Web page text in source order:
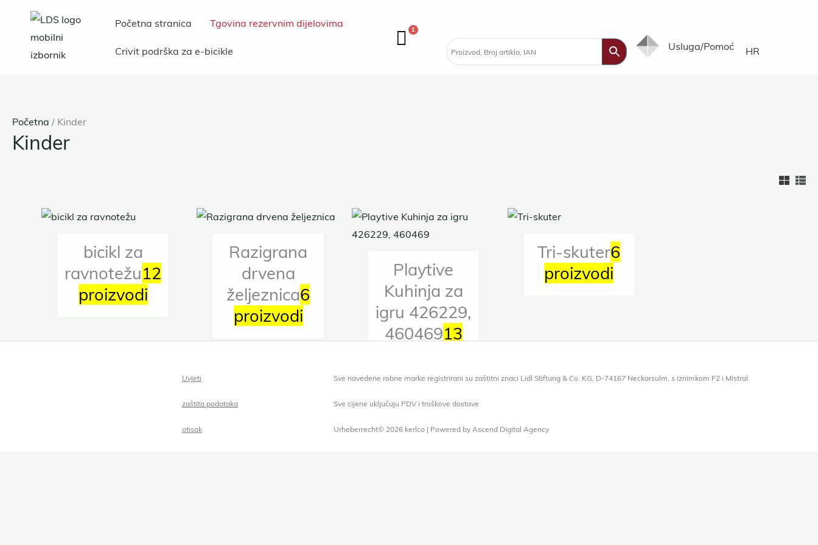
Preskoči
sadržaj
Početna stranica Tgovina rezervnim dijelovima
Crivit podrška za e-bicikle
1
Usluga/Pomoć HR
Početna / Kinder
Kinder
bicikl za
ravnotežu12
proizvodi
Razigrana
drvena
željeznica6
proizvodi
Playtive
Kuhinja za
igru 426229,
46046913
Tri-skuter6
proizvodi
Uvjeti
zaštita podataka
otisak
Sve navedene robne marke registrirani su zaštitni znaci Lidl Stiftung & Co. KG, D-74167 Neckarsulm, s iznimkom F2 i Mistral
Sve cijene uključuju PDV i troškove dostave
Urheberrecht© 2026 kerlco | Powered by Ascend Digital Agency